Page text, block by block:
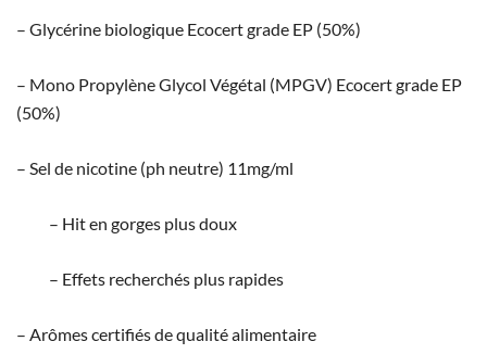
– Glycérine biologique Ecocert grade EP (50%)
– Mono Propylène Glycol Végétal (MPGV) Ecocert grade EP
(50%)
– Sel de nicotine (ph neutre) 11mg/ml
– Hit en gorges plus doux
– Effets recherchés plus rapides
– Arômes certifiés de qualité alimentaire